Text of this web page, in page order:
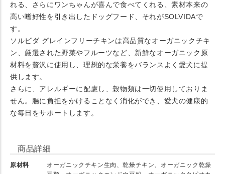
れる、さらにワンちゃんが喜んで食べてくれる、素材本来の
高い嗜好性を引き出したドッグフード、それがSOLVIDAで
す。
ソルビダ グレインフリーチキンは高品質なオーガニックチキ
ン、厳選された野菜やフルーツなど、新鮮なオーガニック原
材料を贅沢に使用し、理想的な栄養をバランスよく愛犬に提
供します。
さらに、アレルギーに配慮し、穀物類は一切使用しておりま
せん。腸に負担をかけることなく消化ができ、愛犬の健康的
な毎日をサポートします。
商品詳細
原材料
オーガニックチキン生肉、乾燥チキン、オーガニック乾燥